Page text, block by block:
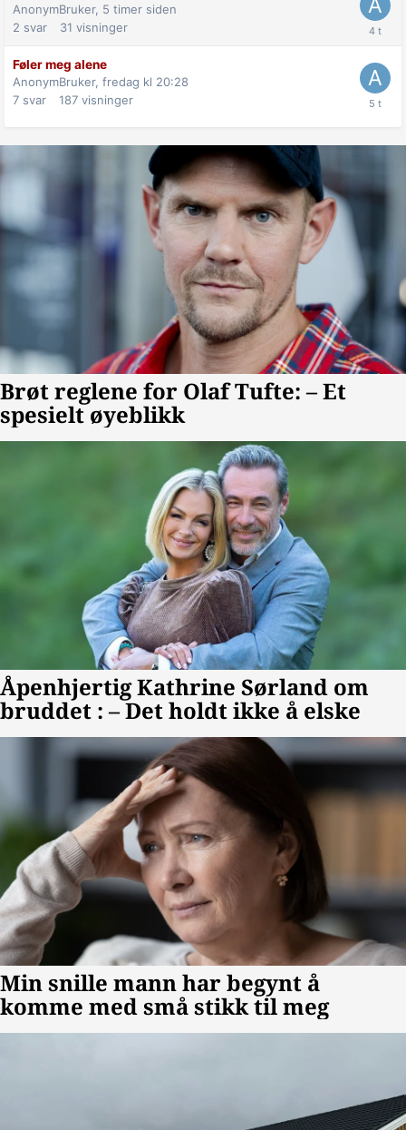
AnonymBruker, 5 timer siden
2 svar 31 visninger
Føler meg alene
AnonymBruker, fredag kl 20:28
7 svar 187 visninger